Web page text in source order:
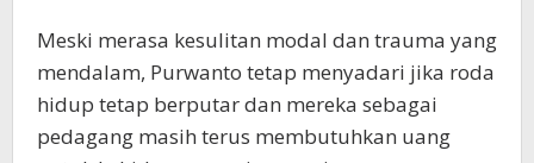
Meski merasa kesulitan modal dan trauma yang
mendalam, Purwanto tetap menyadari jika roda
hidup tetap berputar dan mereka sebagai
pedagang masih terus membutuhkan uang